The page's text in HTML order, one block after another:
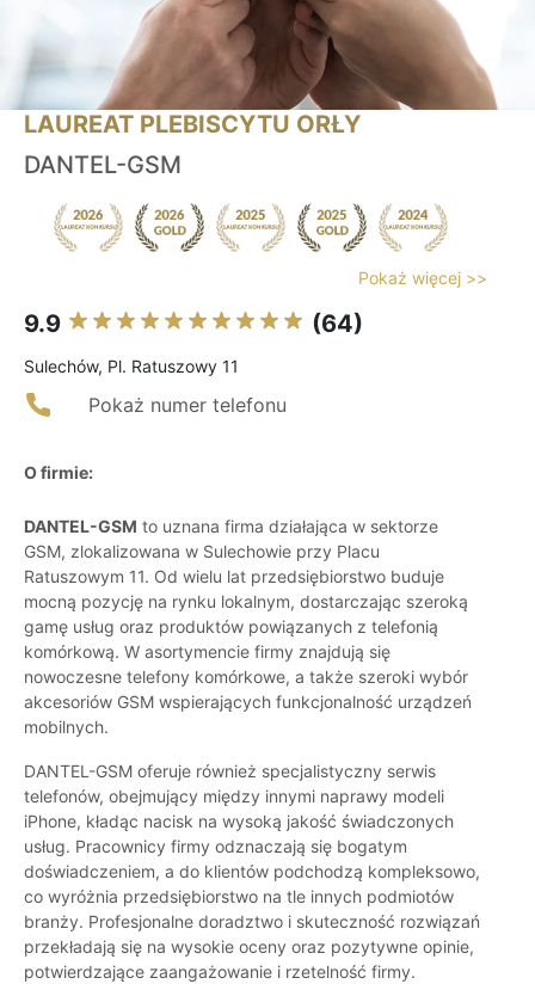
LAUREAT PLEBISCYTU ORŁY
DANTEL-GSM
Pokaż więcej >>
9.9 (64)
Sulechów, Pl. Ratuszowy 11
Pokaż numer telefonu
O firmie:
DANTEL-GSM to uznana firma działająca w sektorze
GSM, zlokalizowana w Sulechowie przy Placu
Ratuszowym 11. Od wielu lat przedsiębiorstwo buduje
mocną pozycję na rynku lokalnym, dostarczając szeroką
gamę usług oraz produktów powiązanych z telefonią
komórkową. W asortymencie firmy znajdują się
nowoczesne telefony komórkowe, a także szeroki wybór
akcesoriów GSM wspierających funkcjonalność urządzeń
mobilnych.
DANTEL-GSM oferuje również specjalistyczny serwis
telefonów, obejmujący między innymi naprawy modeli
iPhone, kładąc nacisk na wysoką jakość świadczonych
usług. Pracownicy firmy odznaczają się bogatym
doświadczeniem, a do klientów podchodzą kompleksowo,
co wyróżnia przedsiębiorstwo na tle innych podmiotów
branży. Profesjonalne doradztwo i skuteczność rozwiązań
przekładają się na wysokie oceny oraz pozytywne opinie,
potwierdzające zaangażowanie i rzetelność firmy.